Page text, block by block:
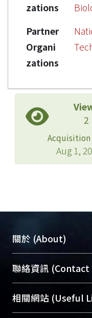
zations
Partner
Organi
zations
2
Acquisition
Aug 1,
關於 (About)
臺大位居世界頂尖
展現本校豐碩的研
機構典藏（NTUR
台，成為臺大學術
聯絡資訊 (Contact
總館學科館員(Main
醫學圖書館學科館
相關網站 (Useful